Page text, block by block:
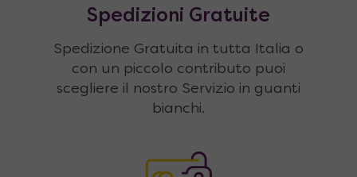
Spedizioni Gratuite
Spedizione Gratuita in tutta Italia o
con un piccolo contributo puoi
scegliere il nostro Servizio in guanti
bianchi.